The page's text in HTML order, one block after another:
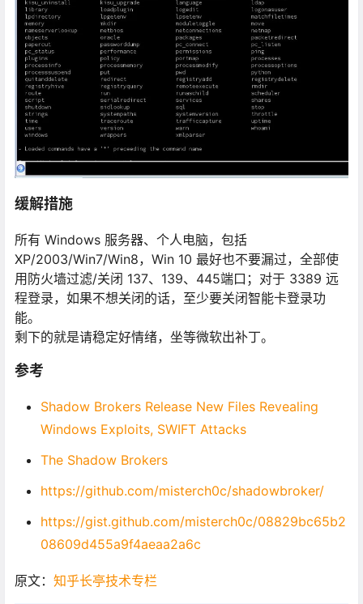
缓解措施
所有 Windows 服务器、个人电脑，包括
XP/2003/Win7/Win8，Win 10 最好也不要漏过，全部使
用防火墙过滤/关闭 137、139、445端口；对于 3389 远
程登录，如果不想关闭的话，至少要关闭智能卡登录功
能。
剩下的就是请稳定好情绪，坐等微软出补丁。
参考
Shadow Brokers Release New Files Revealing
Windows Exploits, SWIFT Attacks
The Shadow Brokers
https://github.com/misterch0c/shadowbroker/
https://gist.github.com/misterch0c/08829bc65b2
08609d455a9f4aeaa2a6c
原文： 知乎长亭技术专栏